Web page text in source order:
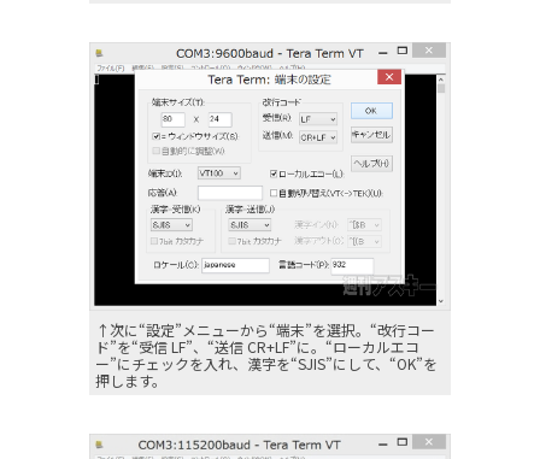
↑次に“設定”メニューから“端末”を選択。“改行コー
ド”を“受信 LF”、“送信 CR+LF”に。“ローカルエコ
ー”にチェックを入れ、漢字を“SJIS”にして、“OK”を
押します。